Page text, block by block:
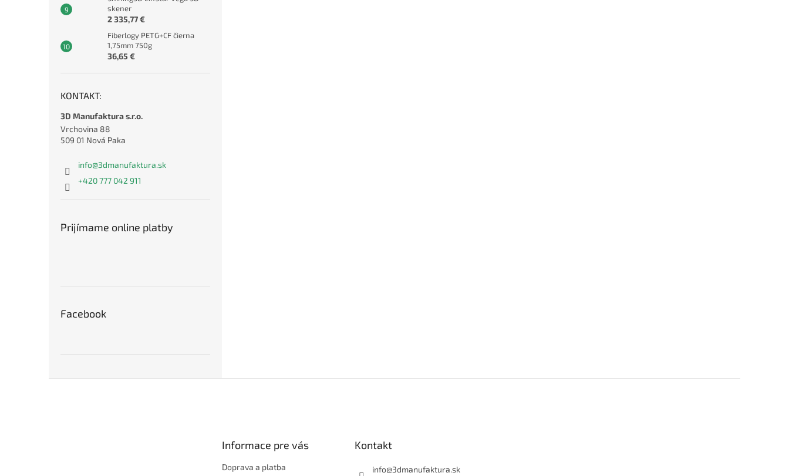
skener
2 335,77 €
Fiberlogy PETG+CF čierna
1,75mm 750g
36,65 €
KONTAKT:
3D Manufaktura s.r.o.
Vrchovina 88
509 01 Nová Paka
info@3dmanufaktura.sk
+420 777 042 911
Prijímame online platby
Facebook
Informace pre vás
Doprava a platba
Kontakt
info@3dmanufaktura.sk